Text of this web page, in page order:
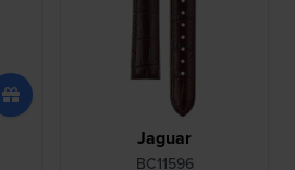
Jaguar
BC11596